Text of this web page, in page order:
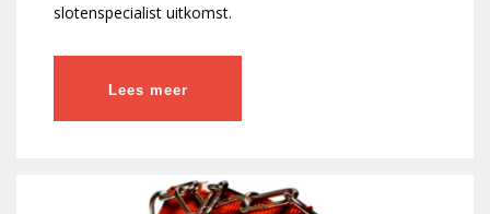
slotenspecialist uitkomst.
Lees meer